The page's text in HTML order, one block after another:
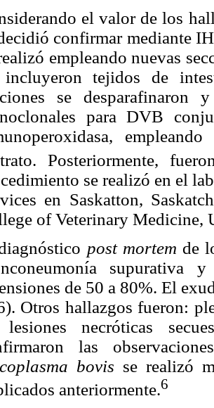
el valor de los
confirmar mediante
empleando nuevas
incluyeron tejidos de
se desparafinaron
para DVB
Posteriormente,
se realizó en el
en Saskatton,
of Veterinary Medicine,
post mortem de
supurativa
de 50 a 80%. El
Otros hallazgos fueron:
necróticas
las
bovis se realizó
anteriormente.6